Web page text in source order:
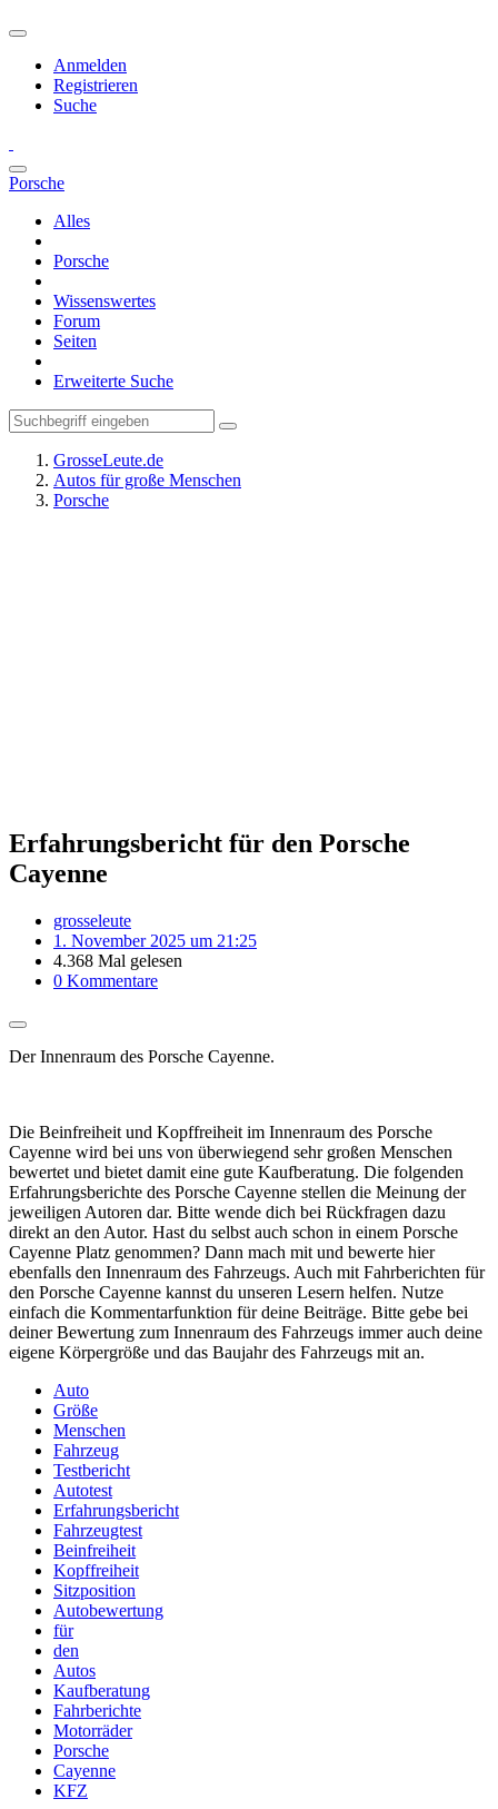
Anmelden
Registrieren
Suche
Porsche
Alles
Porsche
Wissenswertes
Forum
Seiten
Erweiterte Suche
GrosseLeute.de
Autos für große Menschen
Porsche
Erfahrungsbericht für den Porsche
Cayenne
grosseleute
1. November 2025 um 21:25
4.368 Mal gelesen
0 Kommentare
Der Innenraum des Porsche Cayenne.
Die Beinfreiheit und Kopffreiheit im Innenraum des Porsche
Cayenne wird bei uns von überwiegend sehr großen Menschen
bewertet und bietet damit eine gute Kaufberatung. Die folgenden
Erfahrungsberichte des Porsche Cayenne stellen die Meinung der
jeweiligen Autoren dar. Bitte wende dich bei Rückfragen dazu
direkt an den Autor. Hast du selbst auch schon in einem Porsche
Cayenne Platz genommen? Dann mach mit und bewerte hier
ebenfalls den Innenraum des Fahrzeugs. Auch mit Fahrberichten für
den Porsche Cayenne kannst du unseren Lesern helfen. Nutze
einfach die Kommentarfunktion für deine Beiträge. Bitte gebe bei
deiner Bewertung zum Innenraum des Fahrzeugs immer auch deine
eigene Körpergröße und das Baujahr des Fahrzeugs mit an.
Auto
Größe
Menschen
Fahrzeug
Testbericht
Autotest
Erfahrungsbericht
Fahrzeugtest
Beinfreiheit
Kopffreiheit
Sitzposition
Autobewertung
für
den
Autos
Kaufberatung
Fahrberichte
Motorräder
Porsche
Cayenne
KFZ